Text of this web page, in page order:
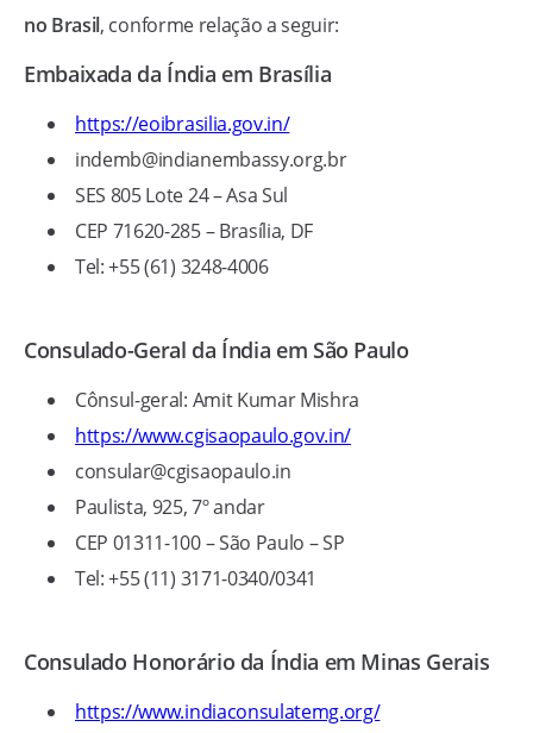
no Brasil, conforme relação a seguir:
Embaixada da Índia em Brasília
https://eoibrasilia.gov.in/
indemb@indianembassy.org.br
SES 805 Lote 24 – Asa Sul
CEP 71620-285 – Brasília, DF
Tel: +55 (61) 3248-4006
Consulado-Geral da Índia em São Paulo
Cônsul-geral: Amit Kumar Mishra
https://www.cgisaopaulo.gov.in/
consular@cgisaopaulo.in
Paulista, 925, 7º andar
CEP 01311-100 – São Paulo – SP
Tel: +55 (11) 3171-0340/0341
Consulado Honorário da Índia em Minas Gerais
https://www.indiaconsulatemg.org/